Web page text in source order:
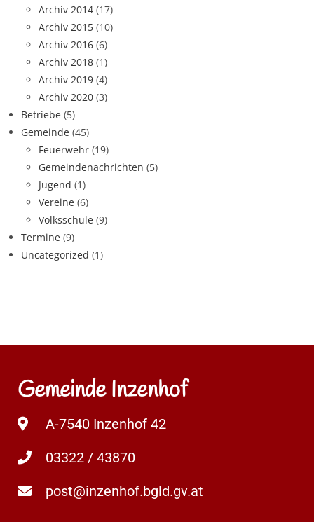
Archiv 2014 (17)
Archiv 2015 (10)
Archiv 2016 (6)
Archiv 2018 (1)
Archiv 2019 (4)
Archiv 2020 (3)
Betriebe (5)
Gemeinde (45)
Feuerwehr (19)
Gemeindenachrichten (5)
Jugend (1)
Vereine (6)
Volksschule (9)
Termine (9)
Uncategorized (1)
Gemeinde Inzenhof
A-7540 Inzenhof 42
03322 / 43870
post@inzenhof.bgld.gv.at